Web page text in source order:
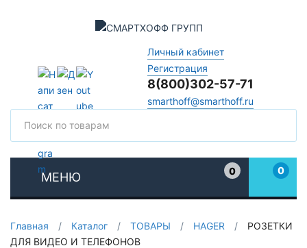
Личный кабинет
Регистрация
8(800)302-57-71
smarthoff@smarthoff.ru
МЕНЮ
0
0
Главная / Каталог / ТОВАРЫ / HAGER /
РОЗЕТКИ
ДЛЯ ВИДЕО И ТЕЛЕФОНОВ